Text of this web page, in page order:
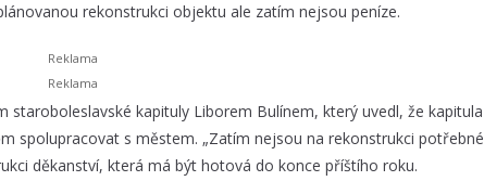
rekonstrukci objektu ale zatím nejsou peníze.
staroboleslavské kapituly Liborem Bulínem, který uvedl, že kapitula
spolupracovat s městem. „Zatím nejsou na rekonstrukci potřebné
děkanství, která má být hotová do konce příštího roku.